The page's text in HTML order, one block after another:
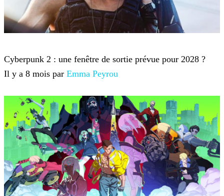
Cyberpunk 2 : une fenêtre de sortie prévue pour 2028 ?
Il y a 8 mois par Emma Peyrou